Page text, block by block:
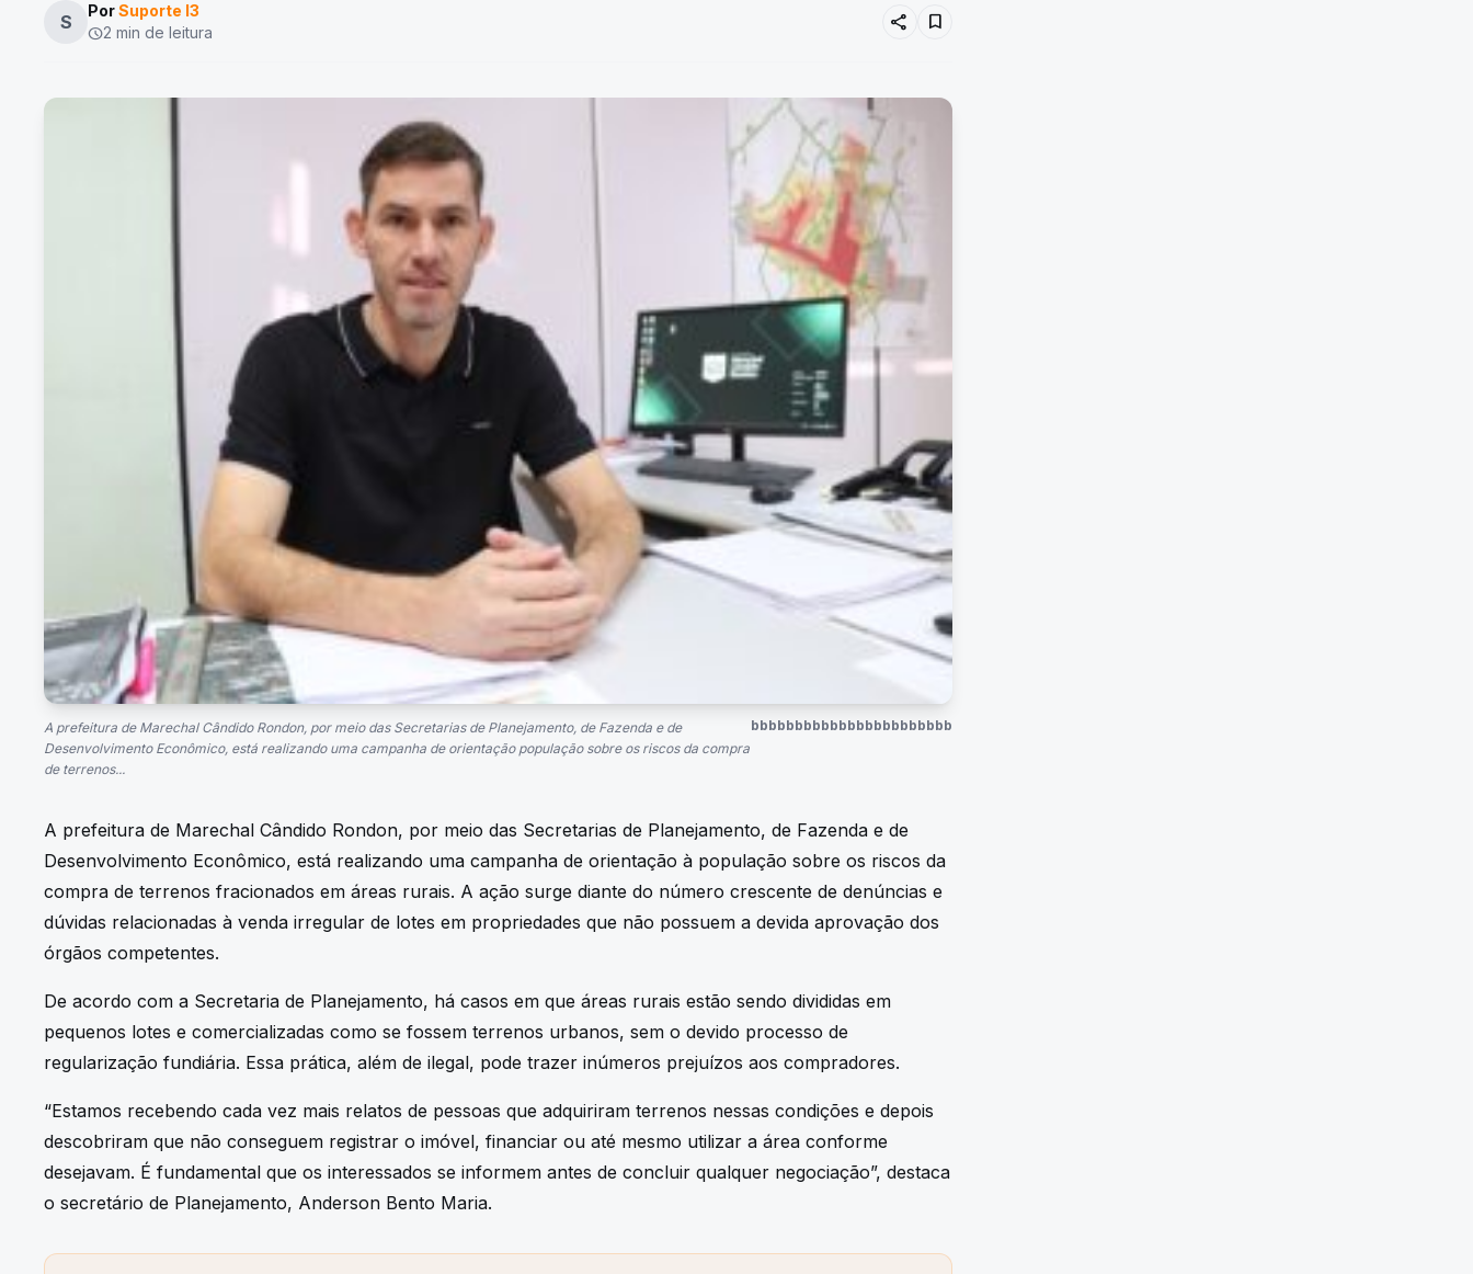
S
PorSuporte I3
schedule2 min de leitura share bookmark
A prefeitura de Marechal Cândido Rondon, por meio das Secretarias de Planejamento, de Fazenda e de
Desenvolvimento Econômico, está realizando uma campanha de orientação população sobre os riscos da compra
de terrenos...
bbbbbbbbbbbbbbbbbbbbbbb
A prefeitura de Marechal Cândido Rondon, por meio das Secretarias de Planejamento, de Fazenda e de
Desenvolvimento Econômico, está realizando uma campanha de orientação à população sobre os riscos da
compra de terrenos fracionados em áreas rurais. A ação surge diante do número crescente de denúncias e
dúvidas relacionadas à venda irregular de lotes em propriedades que não possuem a devida aprovação dos
órgãos competentes.
De acordo com a Secretaria de Planejamento, há casos em que áreas rurais estão sendo divididas em
pequenos lotes e comercializadas como se fossem terrenos urbanos, sem o devido processo de
regularização fundiária. Essa prática, além de ilegal, pode trazer inúmeros prejuízos aos compradores.
“Estamos recebendo cada vez mais relatos de pessoas que adquiriram terrenos nessas condições e depois
descobriram que não conseguem registrar o imóvel, financiar ou até mesmo utilizar a área conforme
desejavam. É fundamental que os interessados se informem antes de concluir qualquer negociação”, destaca
o secretário de Planejamento, Anderson Bento Maria.